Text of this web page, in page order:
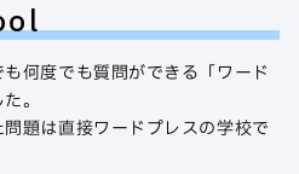
何度でも質問ができる「ワード
。
題は直接ワードプレスの学校で